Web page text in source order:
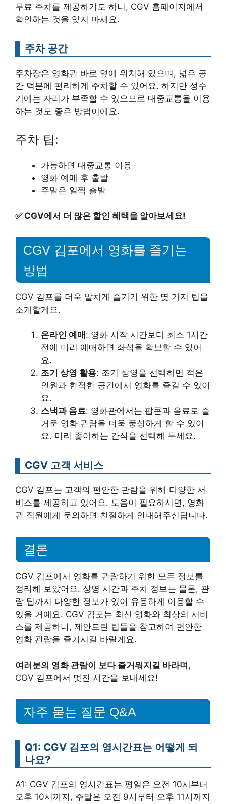
무료 주차를 제공하기도 하니, CGV 홈페이지에서
확인하는 것을 잊지 마세요.
주차 공간
주차장은 영화관 바로 옆에 위치해 있으며, 넓은 공
간 덕분에 편리하게 주차할 수 있어요. 하지만 성수
기에는 자리가 부족할 수 있으므로 대중교통을 이용
하는 것도 좋은 방법이에요.
주차 팁:
가능하면 대중교통 이용
영화 예매 후 출발
주말은 일찍 출발
✅ CGV에서 더 많은 할인 혜택을 알아보세요!
CGV 김포에서 영화를 즐기는
방법
CGV 김포를 더욱 알차게 즐기기 위한 몇 가지 팁을
소개할게요.
온라인 예매 : 영화 시작 시간보다 최소 1시간
전에 미리 예매하면 좌석을 확보할 수 있어
요.
조기 상영 활용: 조기 상영을 선택하면 적은
인원과 한적한 공간에서 영화를 즐길 수 있어
요.
스낵과 음료: 영화관에서는 팝콘과 음료로 즐
거운 영화 관람을 더욱 풍성하게 할 수 있어
요. 미리 좋아하는 간식을 선택해 두세요.
CGV 고객 서비스
CGV 김포는 고객의 편안한 관람을 위해 다양한 서
비스를 제공하고 있어요. 도움이 필요하시면, 영화
관 직원에게 문의하면 친절하게 안내해주신답니다.
결론
CGV 김포에서 영화를 관람하기 위한 모든 정보를
정리해 보았어요. 상영 시간과 주차 정보는 물론, 관
람 팁까지 다양한 정보가 있어 유용하게 이용할 수
있을 거예요. CGV 김포는 최신 영화와 최상의 서비
스를 제공하니, 제안드린 팁들을 참고하여 편안한
영화 관람을 즐기시길 바랄게요.
여러분의 영화 관람이 보다 즐거워지길 바라며,
CGV 김포에서 멋진 시간을 보내세요!
자주 묻는 질문 Q&A
Q1: CGV 김포의 영시간표는 어떻게 되
나요?
A1: CGV 김포의 영시간표는 평일은 오전 10시부터
오후 10시까지, 주말은 오전 9시부터 오후 11시까지